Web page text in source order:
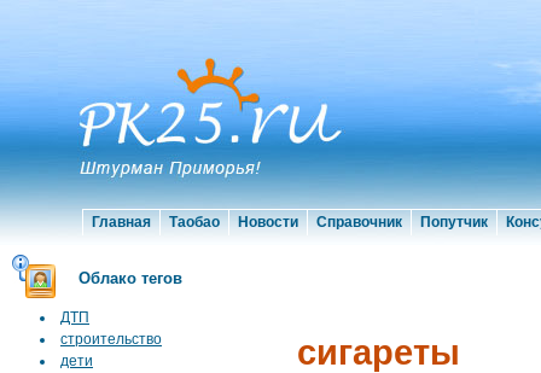
Главная Таобао Новости Справочник Попутчик
Облако тегов
ДТП
строительство
дети
сигареты